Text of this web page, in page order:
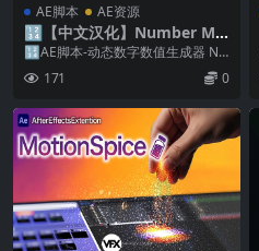
AE脚本 AE资源
🔢【中文汉化】Number Ma
ker V1.3.0 AE动态数字数值生
成脚本
🔢AE脚本-动态数字数值生成器 Nu
171 0